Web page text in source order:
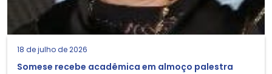
18 de julho de 2026
Somese recebe acadêmica em almoço palestra